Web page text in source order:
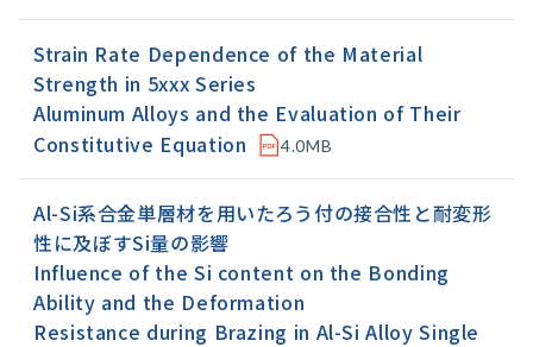
Strain Rate Dependence of the Material
Strength in 5xxx Series
Aluminum Alloys and the Evaluation of Their
Constitutive Equation
4.0MB
Al-Si系合金単層材を用いたろう付の接合性と耐変形
性に及ぼすSi量の影響
Influence of the Si content on the Bonding
Ability and the Deformation
Resistance during Brazing in Al-Si Alloy Single